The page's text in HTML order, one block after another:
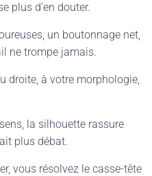
plus d’en douter.
un boutonnage net,
ne trompe jamais.
droite, à votre morphologie,
la silhouette rassure
plus débat.
vous résolvez le casse-tête